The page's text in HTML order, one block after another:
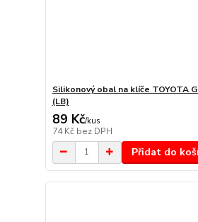
Silikonový obal na klíče TOYOTA
(LB)
89 Kč/kus
74 Kč bez DPH
Přidat do